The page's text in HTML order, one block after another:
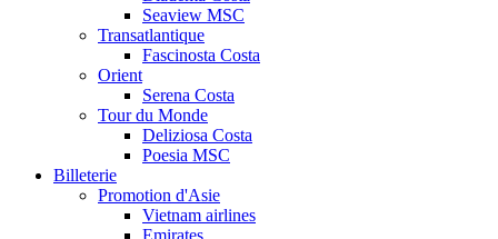
Seaview MSC
Transatlantique
Fascinosta Costa
Orient
Serena Costa
Tour du Monde
Deliziosa Costa
Poesia MSC
Billeterie
Promotion d'Asie
Vietnam airlines
Emirates